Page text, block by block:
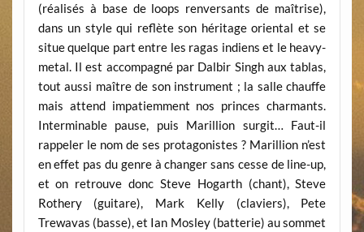
(réalisés à base de loops renversants de maîtrise),
dans un style qui reflète son héritage oriental et se
situe quelque part entre les ragas indiens et le heavy-
metal. Il est accompagné par Dalbir Singh aux tablas,
tout aussi maître de son instrument ; la salle chauffe
mais attend impatiemment nos princes charmants.
Interminable pause, puis Marillion surgit… Faut-il
rappeler le nom de ses protagonistes ? Marillion n’est
en effet pas du genre à changer sans cesse de line-up,
et on retrouve donc Steve Hogarth (chant), Steve
Rothery (guitare), Mark Kelly (claviers), Pete
Trewavas (basse), et Ian Mosley (batterie) au sommet